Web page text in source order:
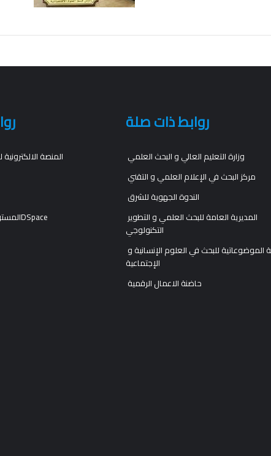
المنصة
المستودع المؤسساتيDSpace
روابط ذات صلة
وزارة التعليم العالي و البحث العلمي
مركز البحث في الإعلام العلمي و التقني
الندوة الجهوية للشرق
التكنولوجي
الإجتماعية
حاضنة الاعمال الرقمية